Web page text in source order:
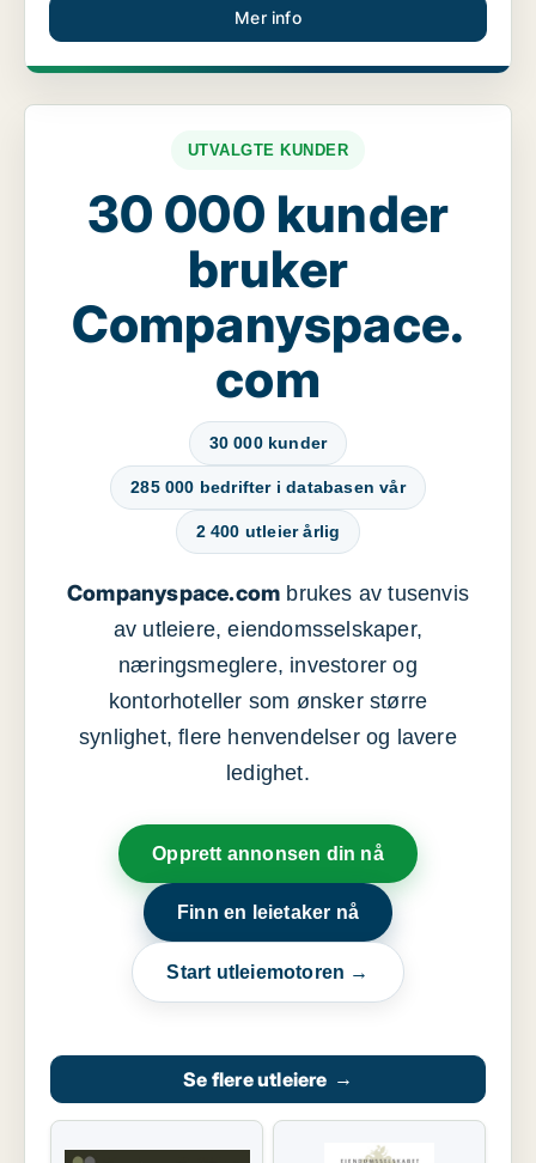
Mer info
UTVALGTE KUNDER
30 000 kunder
bruker
Companyspace.
com
30 000 kunder
285 000 bedrifter i databasen vår
2 400 utleier årlig
Companyspace.com brukes av tusenvis
av utleiere, eiendomsselskaper,
næringsmeglere, investorer og
kontorhoteller som ønsker større
synlighet, flere henvendelser og lavere
ledighet.
Opprett annonsen din nå
Finn en leietaker nå
Start utleiemotoren →
Se flere utleiere →